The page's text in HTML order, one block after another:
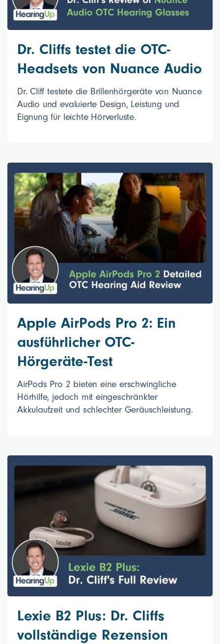
Dr. Cliffs testet die OTC-
Headsets von Nuance Audio
Dr. Cliff testete die Brillenhörgeräte von Nuance
Audio und evaluierte Design, Leistung und
Eignung für leichte Hörverluste.
Apple AirPods Pro 2: Ein
ausführlicher OTC-
Hörgeräte-Test
AirPods Pro 2 bieten eine erschwingliche
Hörhilfe, jedoch mit eingeschränkter
Akkulaufzeit und schlechter Geräuschleistung.
Lexie B2 Plus: Dr. Cliffs
vollständige Rezension